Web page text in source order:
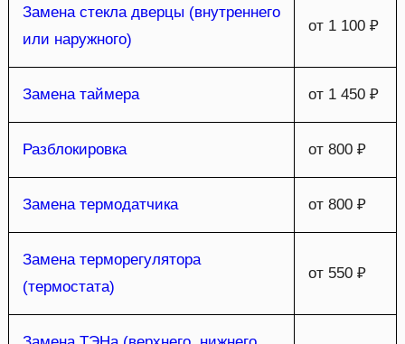
Замена стекла дверцы (внутреннего
или наружного)
от 1 100 ₽
Замена таймера от 1 450 ₽
Разблокировка от 800 ₽
Замена термодатчика от 800 ₽
Замена терморегулятора
(термостата)
от 550 ₽